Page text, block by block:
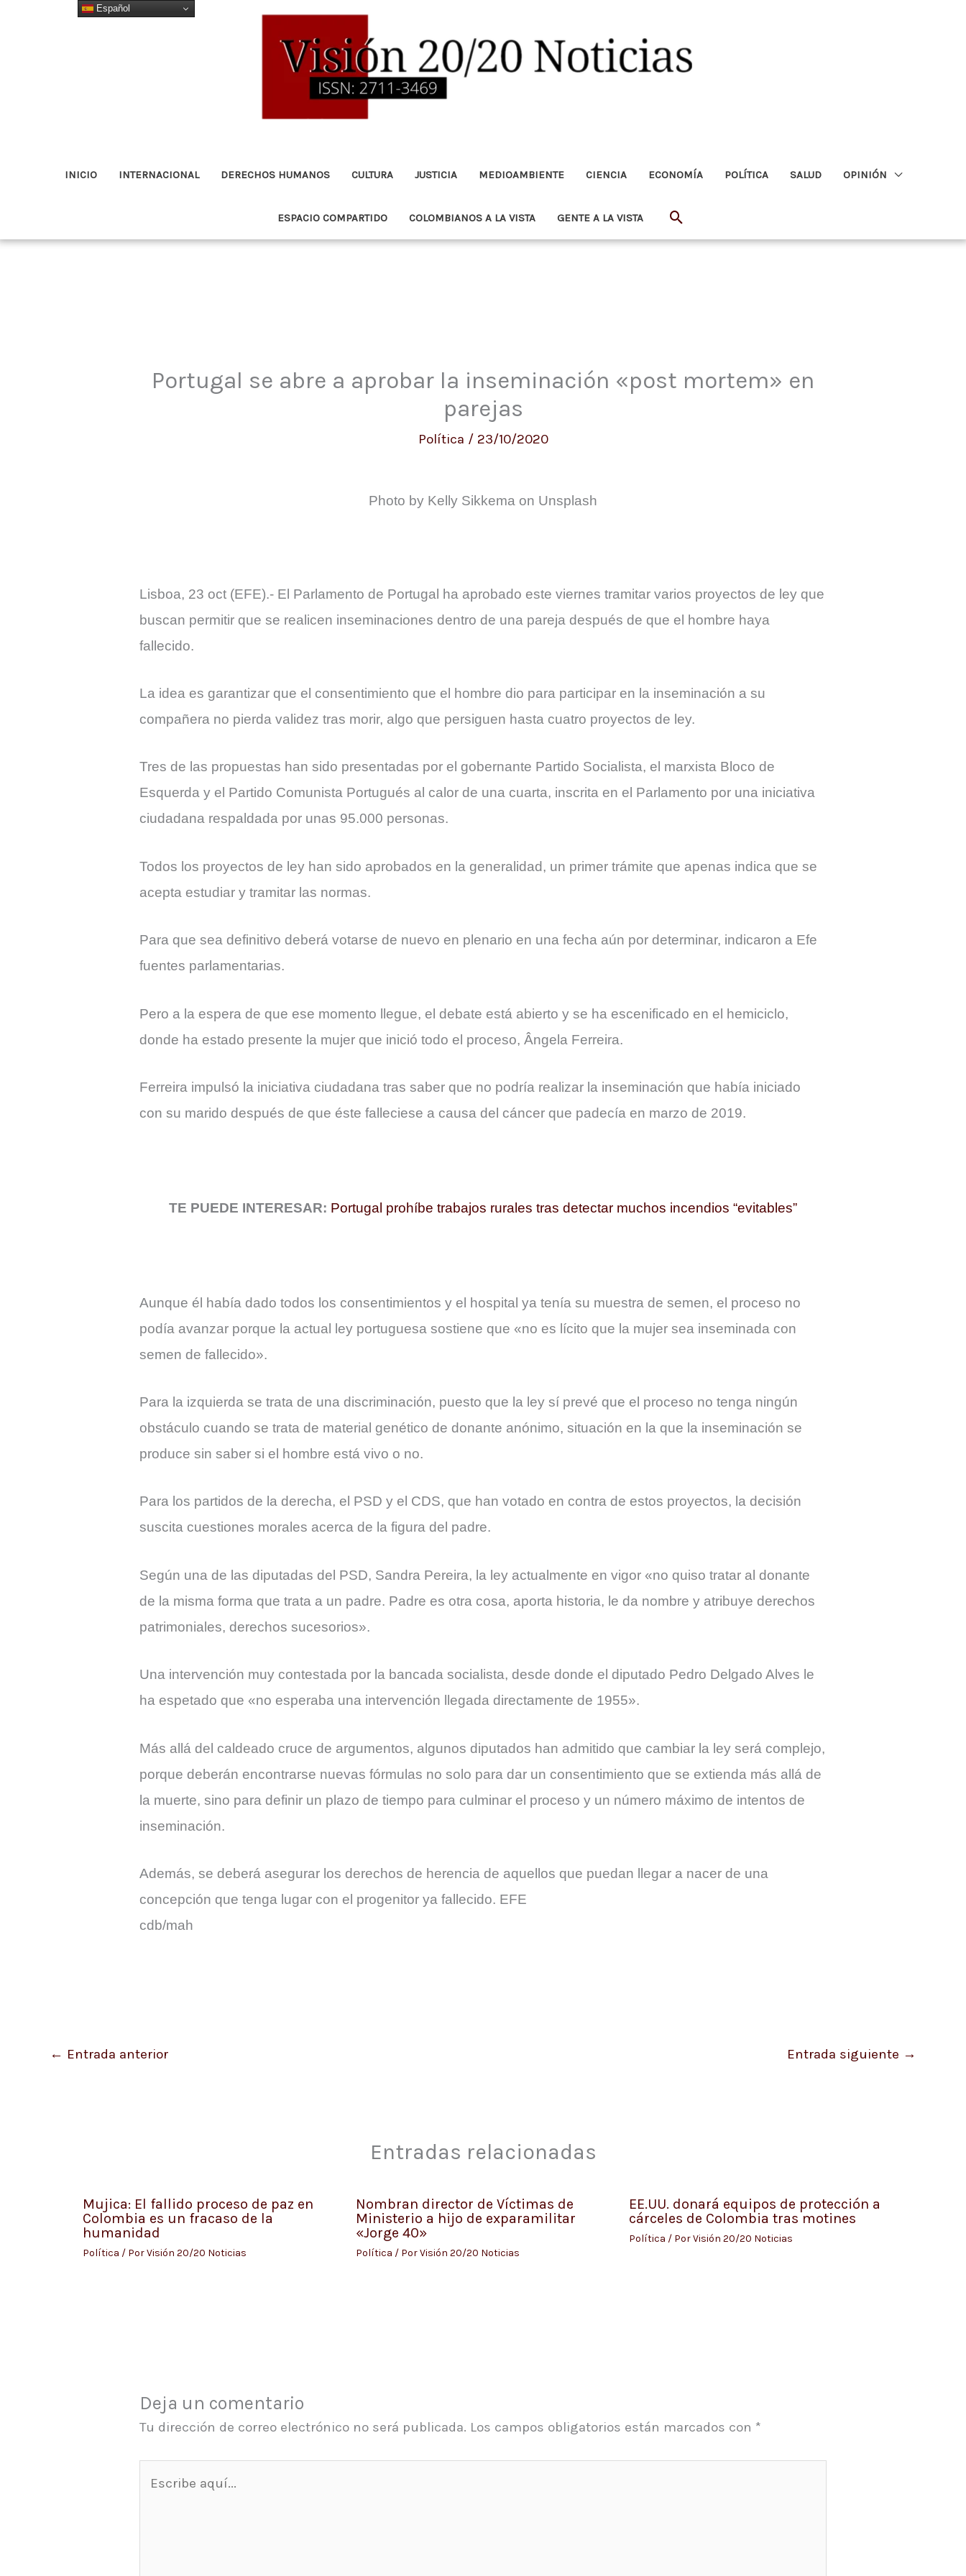
INICIO INTERNACIONAL DERECHOS HUMANOS CULTURA JUSTICIA MEDIOAMBIENTE CIENCIA ECONOMÍA POLÍTICA SALUD OPINIÓN
ESPACIO COMPARTIDO COLOMBIANOS A LA VISTA GENTE A LA VISTA Buscar
Portugal se abre a aprobar la inseminación «post mortem» en
parejas
Política / 23/10/2020
Photo by Kelly Sikkema on Unsplash
Lisboa, 23 oct (EFE).- El Parlamento de Portugal ha aprobado este viernes tramitar varios proyectos de ley que
buscan permitir que se realicen inseminaciones dentro de una pareja después de que el hombre haya
fallecido.
La idea es garantizar que el consentimiento que el hombre dio para participar en la inseminación a su
compañera no pierda validez tras morir, algo que persiguen hasta cuatro proyectos de ley.
Tres de las propuestas han sido presentadas por el gobernante Partido Socialista, el marxista Bloco de
Esquerda y el Partido Comunista Portugués al calor de una cuarta, inscrita en el Parlamento por una iniciativa
ciudadana respaldada por unas 95.000 personas.
Todos los proyectos de ley han sido aprobados en la generalidad, un primer trámite que apenas indica que se
acepta estudiar y tramitar las normas.
Para que sea definitivo deberá votarse de nuevo en plenario en una fecha aún por determinar, indicaron a Efe
fuentes parlamentarias.
Pero a la espera de que ese momento llegue, el debate está abierto y se ha escenificado en el hemiciclo,
donde ha estado presente la mujer que inició todo el proceso, Ângela Ferreira.
Ferreira impulsó la iniciativa ciudadana tras saber que no podría realizar la inseminación que había iniciado
con su marido después de que éste falleciese a causa del cáncer que padecía en marzo de 2019.
TE PUEDE INTERESAR: Portugal prohíbe trabajos rurales tras detectar muchos incendios “evitables”
Aunque él había dado todos los consentimientos y el hospital ya tenía su muestra de semen, el proceso no
podía avanzar porque la actual ley portuguesa sostiene que «no es lícito que la mujer sea inseminada con
semen de fallecido».
Para la izquierda se trata de una discriminación, puesto que la ley sí prevé que el proceso no tenga ningún
obstáculo cuando se trata de material genético de donante anónimo, situación en la que la inseminación se
produce sin saber si el hombre está vivo o no.
Para los partidos de la derecha, el PSD y el CDS, que han votado en contra de estos proyectos, la decisión
suscita cuestiones morales acerca de la figura del padre.
Según una de las diputadas del PSD, Sandra Pereira, la ley actualmente en vigor «no quiso tratar al donante
de la misma forma que trata a un padre. Padre es otra cosa, aporta historia, le da nombre y atribuye derechos
patrimoniales, derechos sucesorios».
Una intervención muy contestada por la bancada socialista, desde donde el diputado Pedro Delgado Alves le
ha espetado que «no esperaba una intervención llegada directamente de 1955».
Más allá del caldeado cruce de argumentos, algunos diputados han admitido que cambiar la ley será complejo,
porque deberán encontrarse nuevas fórmulas no solo para dar un consentimiento que se extienda más allá de
la muerte, sino para definir un plazo de tiempo para culminar el proceso y un número máximo de intentos de
inseminación.
Además, se deberá asegurar los derechos de herencia de aquellos que puedan llegar a nacer de una
concepción que tenga lugar con el progenitor ya fallecido. EFE
cdb/mah
← Entrada anterior Entrada siguiente →
Entradas relacionadas
Mujica: El fallido proceso de paz en
Colombia es un fracaso de la
humanidad
Política / PorVisión 20/20 Noticias
Nombran director de Víctimas de
Ministerio a hijo de exparamilitar
«Jorge 40»
Política / PorVisión 20/20 Noticias
EE.UU. donará equipos de protección a
cárceles de Colombia tras motines
Política / PorVisión 20/20 Noticias
Deja un comentario
Tu dirección de correo electrónico no será publicada. Los campos obligatorios están marcados con *
Español